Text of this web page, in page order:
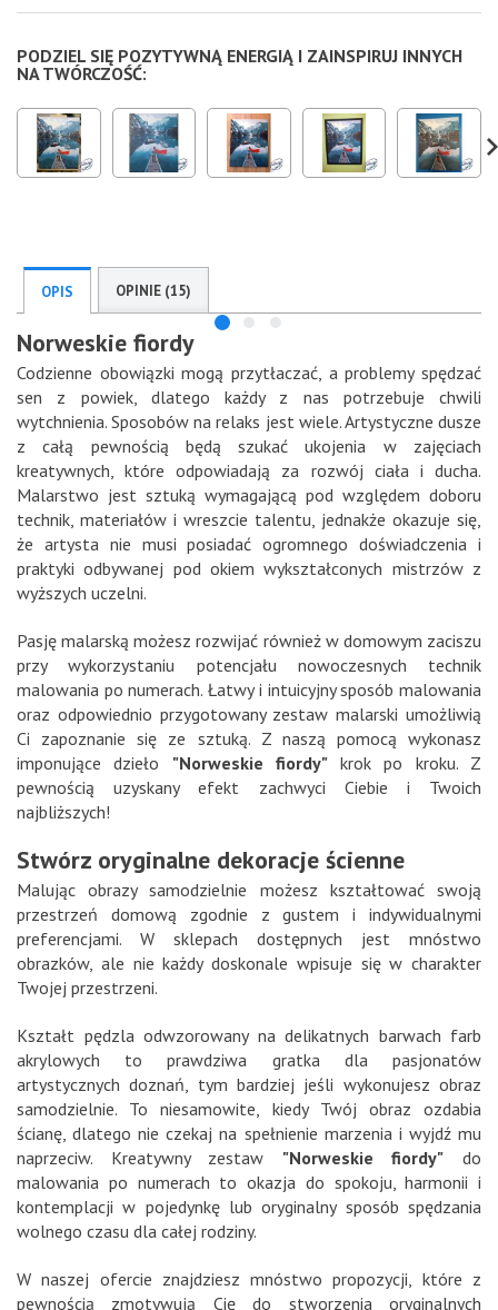
PODZIEL SIĘ POZYTYWNĄ ENERGIĄ I ZAINSPIRUJ INNYCH
NA TWÓRCZOŚĆ:
OPIS OPINIE (15)
Norweskie fiordy
Codzienne obowiązki mogą przytłaczać, a problemy spędzać
sen z powiek, dlatego każdy z nas potrzebuje chwili
wytchnienia. Sposobów na relaks jest wiele. Artystyczne dusze
z całą pewnością będą szukać ukojenia w zajęciach
kreatywnych, które odpowiadają za rozwój ciała i ducha.
Malarstwo jest sztuką wymagającą pod względem doboru
technik, materiałów i wreszcie talentu, jednakże okazuje się,
że artysta nie musi posiadać ogromnego doświadczenia i
praktyki odbywanej pod okiem wykształconych mistrzów z
wyższych uczelni.
Pasję malarską możesz rozwijać również w domowym zaciszu
przy wykorzystaniu potencjału nowoczesnych technik
malowania po numerach. Łatwy i intuicyjny sposób malowania
oraz odpowiednio przygotowany zestaw malarski umożliwią
Ci zapoznanie się ze sztuką. Z naszą pomocą wykonasz
imponujące dzieło "Norweskie fiordy" krok po kroku. Z
pewnością uzyskany efekt zachwyci Ciebie i Twoich
najbliższych!
Stwórz oryginalne dekoracje ścienne
Malując obrazy samodzielnie możesz kształtować swoją
przestrzeń domową zgodnie z gustem i indywidualnymi
preferencjami. W sklepach dostępnych jest mnóstwo
obrazków, ale nie każdy doskonale wpisuje się w charakter
Twojej przestrzeni.
Kształt pędzla odwzorowany na delikatnych barwach farb
akrylowych to prawdziwa gratka dla pasjonatów
artystycznych doznań, tym bardziej jeśli wykonujesz obraz
samodzielnie. To niesamowite, kiedy Twój obraz ozdabia
ścianę, dlatego nie czekaj na spełnienie marzenia i wyjdź mu
naprzeciw. Kreatywny zestaw "Norweskie fiordy" do
malowania po numerach to okazja do spokoju, harmonii i
kontemplacji w pojedynkę lub oryginalny sposób spędzania
wolnego czasu dla całej rodziny.
W naszej ofercie znajdziesz mnóstwo propozycji, które z
pewnością zmotywują Cię do stworzenia oryginalnych